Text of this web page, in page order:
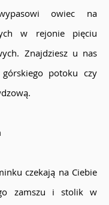
owiec na
w rejonie pięciu
Znajdziesz u nas
potoku czy
czekają na Ciebie
zamszu i stolik w